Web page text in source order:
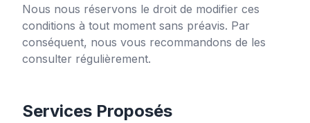
Nous nous réservons le droit de modifier ces
conditions à tout moment sans préavis. Par
conséquent, nous vous recommandons de les
consulter régulièrement.
Services Proposés